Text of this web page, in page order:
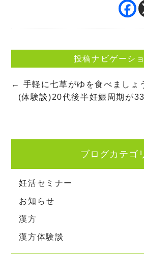
投稿ナビゲーシ
←
手軽に七草がゆを食べましょ
(体験談)20代後半妊娠周期が
ブログカテゴ
妊活セミナー
お知らせ
漢方
漢方体験談